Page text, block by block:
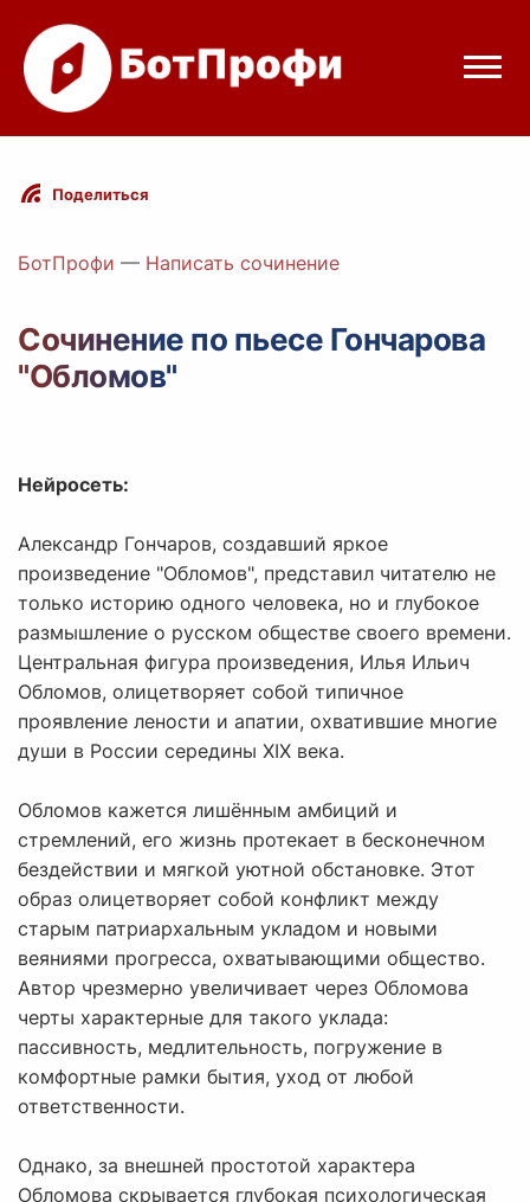
Режимы бота
Цены
Вход с Telegram
Поделиться
БотПрофи — Написать сочинение
Сочинение по пьесе Гончарова
"Обломов"
Нейросеть:
Александр Гончаров, создавший яркое
произведение "Обломов", представил читателю не
только историю одного человека, но и глубокое
размышление о русском обществе своего времени.
Центральная фигура произведения, Илья Ильич
Обломов, олицетворяет собой типичное
проявление лености и апатии, охватившие многие
души в России середины XIX века.
Обломов кажется лишённым амбиций и
стремлений, его жизнь протекает в бесконечном
бездействии и мягкой уютной обстановке. Этот
образ олицетворяет собой конфликт между
старым патриархальным укладом и новыми
веяниями прогресса, охватывающими общество.
Автор чрезмерно увеличивает через Обломова
черты характерные для такого уклада:
пассивность, медлительность, погружение в
комфортные рамки бытия, уход от любой
ответственности.
Однако, за внешней простотой характера
Обломова скрывается глубокая психологическая